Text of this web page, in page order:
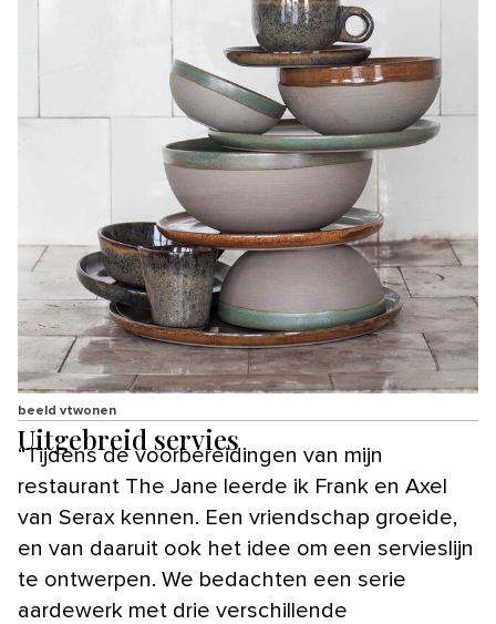
beeld vtwonen
Uitgebreid servies
“Tijdens de voorbereidingen van mijn
restaurant The Jane leerde ik Frank en Axel
van Serax kennen. Een vriendschap groeide,
en van daaruit ook het idee om een servieslijn
te ontwerpen. We bedachten een serie
aardewerk met drie verschillende